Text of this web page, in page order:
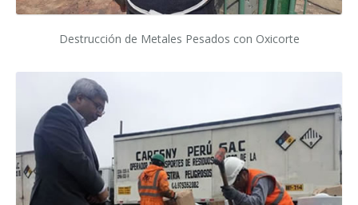
Destrucción de Metales Pesados con Oxicorte